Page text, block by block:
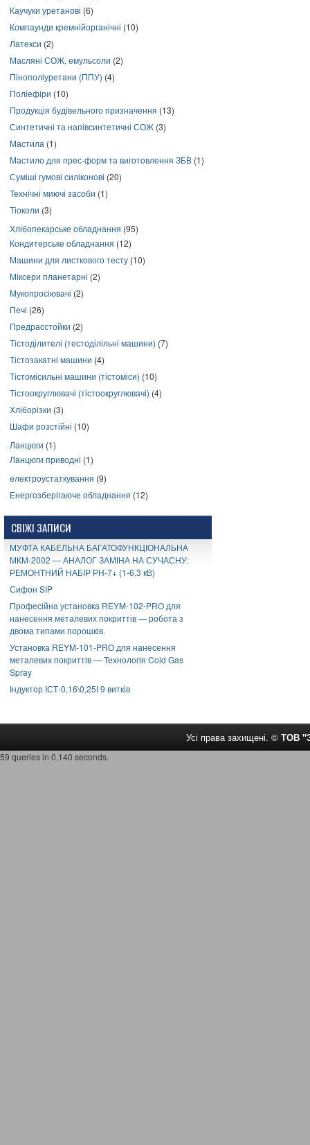
Каучуки уретанові (6)
Компаунди кремнійорганічні (10)
Латекси (2)
Масляні СОЖ, емульсоли (2)
Пінополіуретани (ППУ) (4)
Поліефіри (10)
Продукція будівельного призначення (13)
Синтетичні та напівсинтетичні СОЖ (3)
Мастила (1)
Мастило для прес-форм та виготовлення ЗБВ (1)
Суміші гумові силіконові (20)
Технічні миючі засоби (1)
Тіоколи (3)
Хлібопекарське обладнання (95)
Кондитерське обладнання (12)
Машини для листкового тесту (10)
Міксери планетарні (2)
Мукопросіювачі (2)
Печі (26)
Предрасстойки (2)
Тістоділителі (тестоділільні машини) (7)
Тістозакатні машини (4)
Тістомісильні машини (тістоміси) (10)
Тістоокруглювачі (тістоокруглювачі) (4)
Хліборізки (3)
Шафи розстійні (10)
Ланцюги (1)
Ланцюги приводні (1)
електроустаткування (9)
Енергозберігаюче обладнання (12)
СВІЖІ ЗАПИСИ
МУФТА КАБЕЛЬНА БАГАТОФУНКЦІОНАЛЬНА
МКМ-2002 — АНАЛОГ ЗАМІНА НА СУЧАСНУ:
РЕМОНТНИЙ НАБІР РН-7+ (1-6,3 кВ)
Сифон SIP
Професійна установка REYM-102-PRO для
нанесення металевих покриттів — робота з
двома типами порошків.
Установка REYM-101-PRO для нанесення
металевих покриттів — Технологія Cold Gas
Spray
Індуктор ІСТ-0,16\0,25І 9 витків
Усі права захищені. © ТОВ
59 queries in 0,140 seconds.